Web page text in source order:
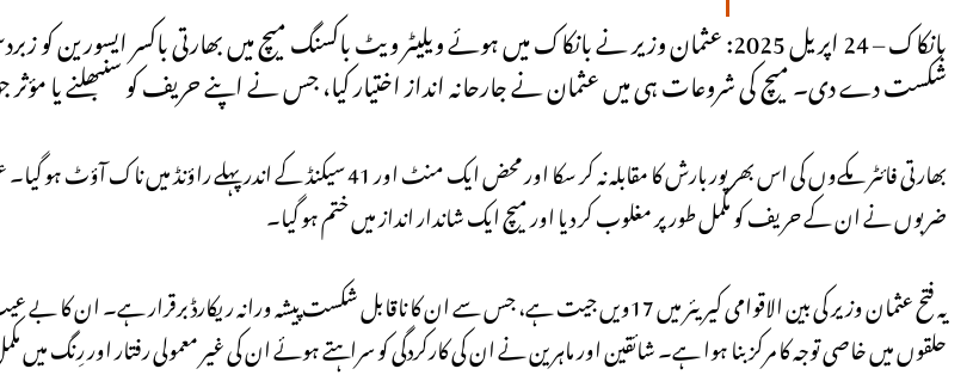
بانکاک – 24 اپریل 2025: عثمان وزیر نے بانکاک میں ہوئے ویلیٹر ویٹ باکسنگ میچ میں بھارتی باکسر
شکست دے دی۔ میچ کی شروعات ہی میں عثمان نے جارحانہ انداز اختیار کیا، جس نے اپنے حریف کو سنبھلنے یا مؤثر
بھارتی فائٹر مکےوں کی اس بھرپور بارش کا مقابلہ نہ کر سکا اور محض ایک منٹ اور 41 سیکنڈ کے
ضربوں نے ان کے حریف کو مکمل طور پر مغلوب کر دیا اور میچ ایک شاندار انداز میں ختم ہو گیا۔
یہ فتح عثمان وزیر کی بین الاقوامی کیریئر میں 17ویں جیت ہے، جس سے ان کا ناقابل شکست پیشہ ورانہ ریکارڈ برقرار
حلقوں میں خاصی توجہ کا مرکز بنا ہوا ہے۔ شائقین اور ماہرین نے ان کی کارکردگی کو سراہتے ہوئے ان کی غیر معمولی رفتار اور رِنگ